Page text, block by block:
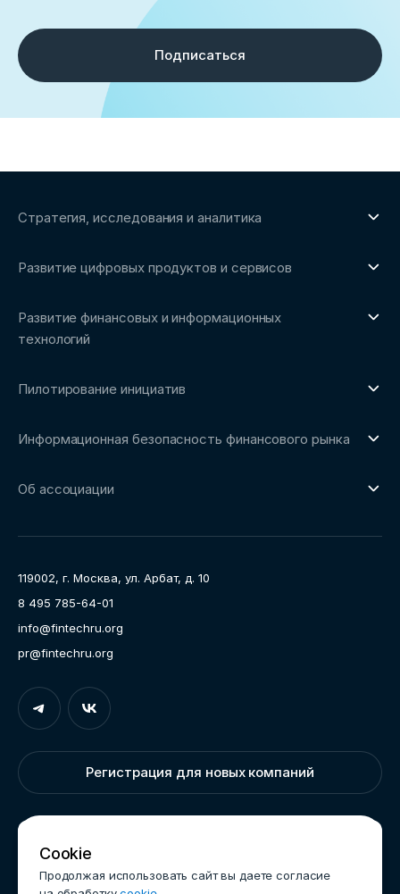
Подписаться
Стратегия, исследования и аналитика
Обзоры рынка и аналитические исследования
Трендвотчинг и информационный сервис
Развитие цифровых продуктов и сервисов
Развитие финансовых и информационных
технологий
Репозиторий Ассоциации
Рабочие группы
Пилотирование инициатив
Площадка пилотного тестирования
Информационная безопасность финансового рынка
Направления работы
Об ассоциации
Карьера
Контакты
Документы
119002, г. Москва, ул. Арбат, д. 10
8 495 785-64-01
info@fintechru.org
pr@fintechru.org
Регистрация для новых компаний
Cookie
Продолжая использовать сайт вы даете согласие
Вход
Укажите вашу корпоративную почту. На неё мы вышлем
ссылку для входа